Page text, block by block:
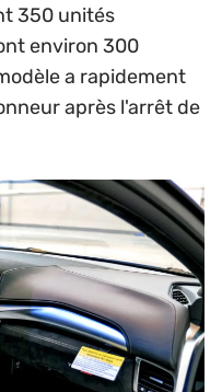
350 unités
environ 300
a rapidement
après l'arrêt de